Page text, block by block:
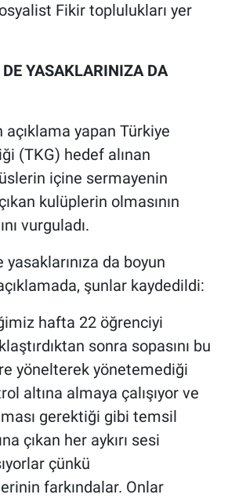
Fikir toplulukları yer
YASAKLARINIZA DA
açıklama yapan Türkiye
(TKG) hedef alınan
içine sermayenin
kulüplerin olmasının
vurguladı.
da boyun
şunlar kaydedildi:
hafta 22 öğrenciyi
sonra sopasını bu
yönelterek yönetemediği
altına almaya çalışıyor ve
gerektiği gibi temsil
çıkan her aykırı sesi
çünkü
farkındalar. Onlar